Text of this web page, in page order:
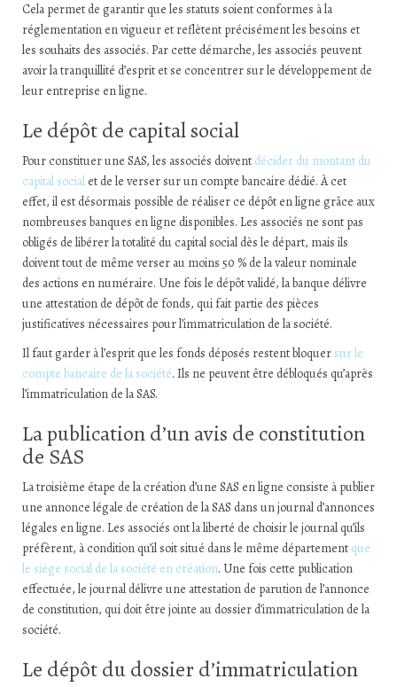
Cela permet de garantir que les statuts soient conformes à la
réglementation en vigueur et reflètent précisément les besoins et
les souhaits des associés. Par cette démarche, les associés peuvent
avoir la tranquillité d’esprit et se concentrer sur le développement de
leur entreprise en ligne.
Le dépôt de capital social
Pour constituer une SAS, les associés doivent décider du montant du
capital social et de le verser sur un compte bancaire dédié. À cet
effet, il est désormais possible de réaliser ce dépôt en ligne grâce aux
nombreuses banques en ligne disponibles. Les associés ne sont pas
obligés de libérer la totalité du capital social dès le départ, mais ils
doivent tout de même verser au moins 50 % de la valeur nominale
des actions en numéraire. Une fois le dépôt validé, la banque délivre
une attestation de dépôt de fonds, qui fait partie des pièces
justificatives nécessaires pour l’immatriculation de la société.
Il faut garder à l’esprit que les fonds déposés restent bloquer sur le
compte bancaire de la société. Ils ne peuvent être débloqués qu’après
l’immatriculation de la SAS.
La publication d’un avis de constitution
de SAS
La troisième étape de la création d’une SAS en ligne consiste à publier
une annonce légale de création de la SAS dans un journal d’annonces
légales en ligne. Les associés ont la liberté de choisir le journal qu’ils
préfèrent, à condition qu’il soit situé dans le même département que
le siège social de la société en création. Une fois cette publication
effectuée, le journal délivre une attestation de parution de l’annonce
de constitution, qui doit être jointe au dossier d’immatriculation de la
société.
Le dépôt du dossier d’immatriculation